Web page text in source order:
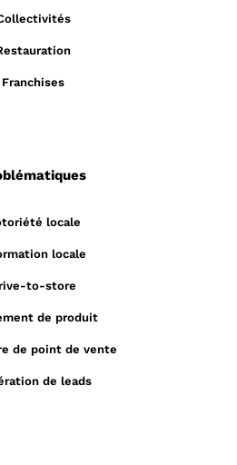
Franchises
locale
locale
to-store
de produit
de point de vente
de leads